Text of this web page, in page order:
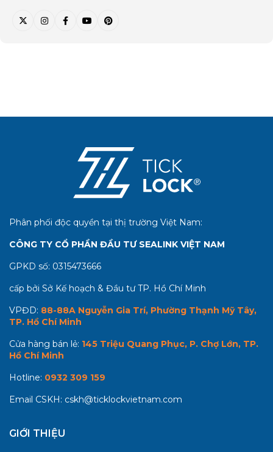
Phân phối độc quyền tại thị trường Việt Nam:
CÔNG TY CỔ PHẦN ĐẦU TƯ SEALINK VIỆT NAM
GPKD số: 0315473666
cấp bởi Sở Kế hoạch & Đầu tư TP. Hồ Chí Minh
VPĐD: 88-88A Nguyễn Gia Trí, Phường Thạnh Mỹ Tây,
TP. Hồ Chí Minh
Cửa hàng bán lẻ: 145 Triệu Quang Phục, P. Chợ Lớn, TP.
Hồ Chí Minh
Hotline: 0932 309 159
Email CSKH: cskh@ticklockvietnam.com
GIỚI THIỆU